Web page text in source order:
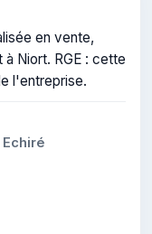
en vente,
Niort. RGE : cette
l'entreprise.